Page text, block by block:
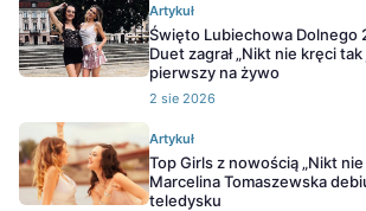
Artykuł
Święto Lubiechowa Dolnego
Duet zagrał „Nikt nie kręci
pierwszy na żywo
2 sie 2026
Artykuł
Top Girls z nowością „Nikt
Marcelina Tomaszewska
teledysku